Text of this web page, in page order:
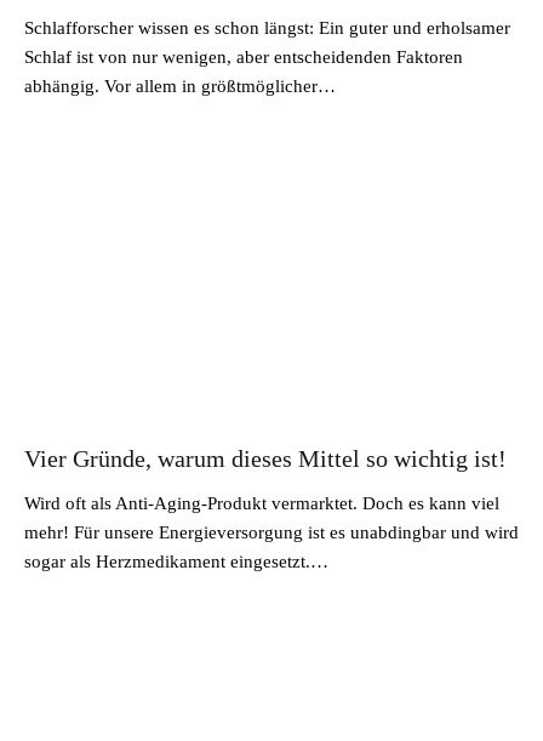
Schlafforscher wissen es schon längst: Ein guter und erholsamer
Schlaf ist von nur wenigen, aber entscheidenden Faktoren
abhängig. Vor allem in größtmöglicher…
Vier Gründe, warum dieses Mittel so wichtig ist!
Wird oft als Anti-Aging-Produkt vermarktet. Doch es kann viel
mehr! Für unsere Energieversorgung ist es unabdingbar und wird
sogar als Herzmedikament eingesetzt.…